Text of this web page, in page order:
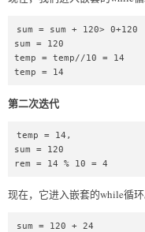
sum = sum + 120> 0+120
sum = 120
temp = temp//10 = 14
temp = 14
第二次迭代
temp = 14,
sum = 120
rem = 14 % 10 = 4
现在，它进入嵌套的while循
sum = 120 + 24